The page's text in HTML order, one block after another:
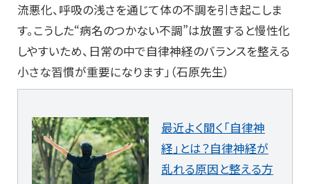
流悪化、呼吸の浅さを通じて体の不調を引き起こしま
す。こうした“病名のつかない不調”は放置すると慢性化
しやすいため、日常の中で自律神経のバランスを整える
小さな習慣が重要になります」（石原先生）
最近よく聞く「自律神
経」とは？自律神経が
乱れる原因と整える方